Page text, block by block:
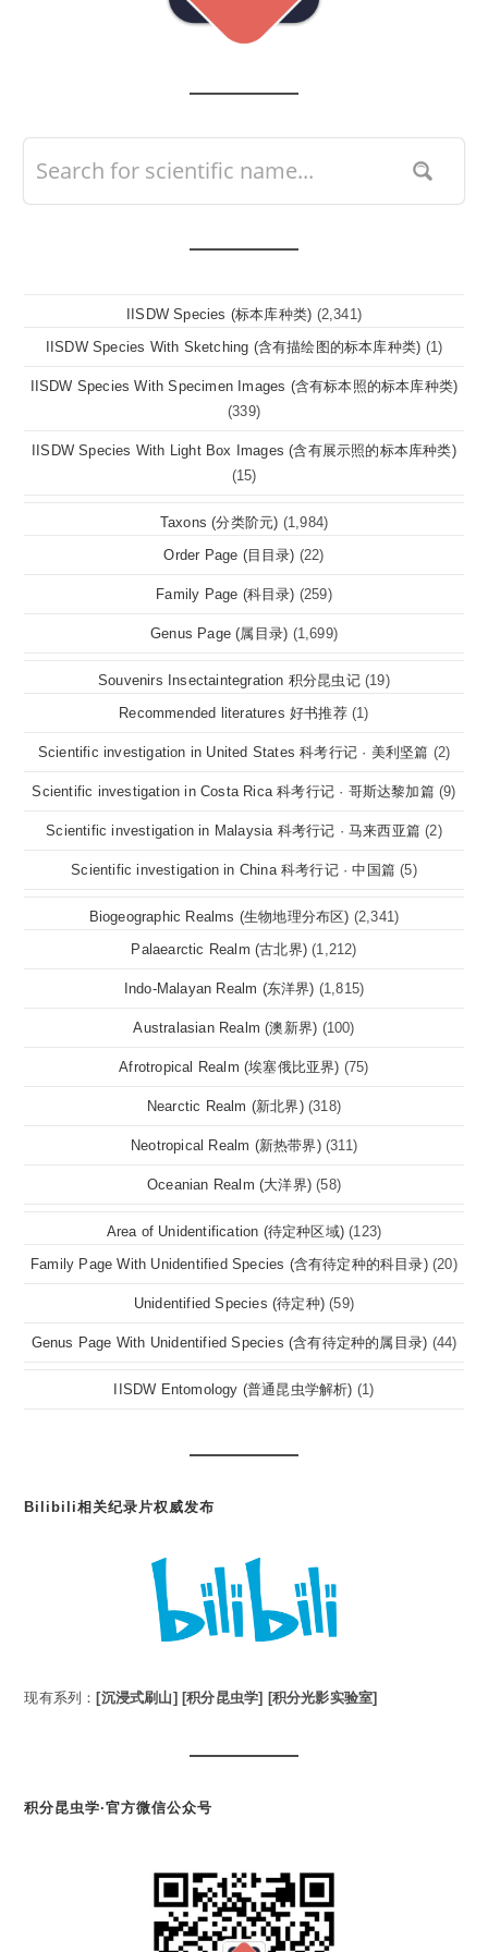
IISDW Species (标本库种类) (2,341)
IISDW Species With Sketching (含有描绘图的标本库种类) (1)
IISDW Species With Specimen Images (含有标本照的标本库种类)
(339)
IISDW Species With Light Box Images (含有展示照的标本库种类)
(15)
Taxons (分类阶元) (1,984)
Order Page (目目录) (22)
Family Page (科目录) (259)
Genus Page (属目录) (1,699)
Souvenirs Insectaintegration 积分昆虫记 (19)
Recommended literatures 好书推荐 (1)
Scientific investigation in United States 科考行记 · 美利坚篇 (2)
Scientific investigation in Costa Rica 科考行记 · 哥斯达黎加篇 (9)
Scientific investigation in Malaysia 科考行记 · 马来西亚篇 (2)
Scientific investigation in China 科考行记 · 中国篇 (5)
Biogeographic Realms (生物地理分布区) (2,341)
Palaearctic Realm (古北界) (1,212)
Indo-Malayan Realm (东洋界) (1,815)
Australasian Realm (澳新界) (100)
Afrotropical Realm (埃塞俄比亚界) (75)
Nearctic Realm (新北界) (318)
Neotropical Realm (新热带界) (311)
Oceanian Realm (大洋界) (58)
Area of Unidentification (待定种区域) (123)
Family Page With Unidentified Species (含有待定种的科目录) (20)
Unidentified Species (待定种) (59)
Genus Page With Unidentified Species (含有待定种的属目录) (44)
IISDW Entomology (普通昆虫学解析) (1)
Bilibili相关纪录片权威发布
现有系列： [沉浸式刷山] [积分昆虫学] [积分光影实验室]
积分昆虫学·官方微信公众号